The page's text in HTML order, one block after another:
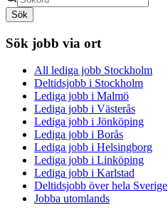
Sök
Sök jobb via ort
All lediga jobb Stockholm
Deltidsjobb i Stockholm
Lediga jobb i Malmö
Lediga jobb i Västerås
Lediga jobb i Jönköping
Lediga jobb i Borås
Lediga jobb i Helsingborg
Lediga jobb i Linköping
Lediga jobb i Karlstad
Deltidsjobb över hela Sverige
Jobba utomlands